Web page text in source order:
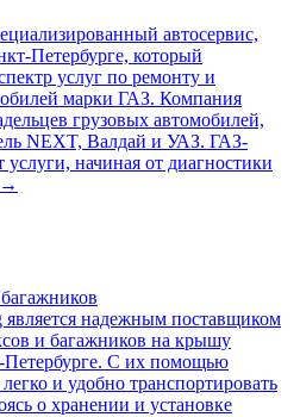
автосервис,
Петербурге, который
услуг по ремонту и
марки ГАЗ. Компания
грузовых автомобилей,
NEXT, Валдай и УАЗ. ГАЗ-
услуги, начиная от диагностики
→
надежным поставщиком
и багажников на крышу
Петербурге. С их помощью
и удобно транспортировать
о хранении и установке